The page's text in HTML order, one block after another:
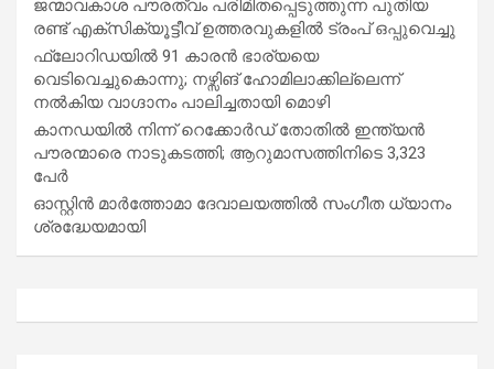
ജന്മാവകാശ പൗരത്വം പരിമിതപ്പെടുത്തുന്ന പുതിയ
രണ്ട് എക്സിക്യൂട്ടീവ് ഉത്തരവുകളിൽ ട്രംപ് ഒപ്പുവെച്ചു
ഫ്ലോറിഡയിൽ 91 കാരൻ ഭാര്യയെ
വെടിവെച്ചുകൊന്നു; നഴ്സിങ് ഹോമിലാക്കില്ലെന്ന്
നൽകിയ വാഗ്ദാനം പാലിച്ചതായി മൊഴി
കാനഡയിൽ നിന്ന് റെക്കോർഡ് തോതിൽ ഇന്ത്യൻ
പൗരന്മാരെ നാടുകടത്തി; ആറുമാസത്തിനിടെ 3,323
പേർ
ഓസ്റ്റിൻ മാർത്തോമാ ദേവാലയത്തിൽ സംഗീത ധ്യാനം
ശ്രദ്ധേയമായി